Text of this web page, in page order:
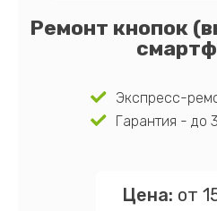
Ремонт кнопок
Экспресс-
Гарантия - до
Цена: от